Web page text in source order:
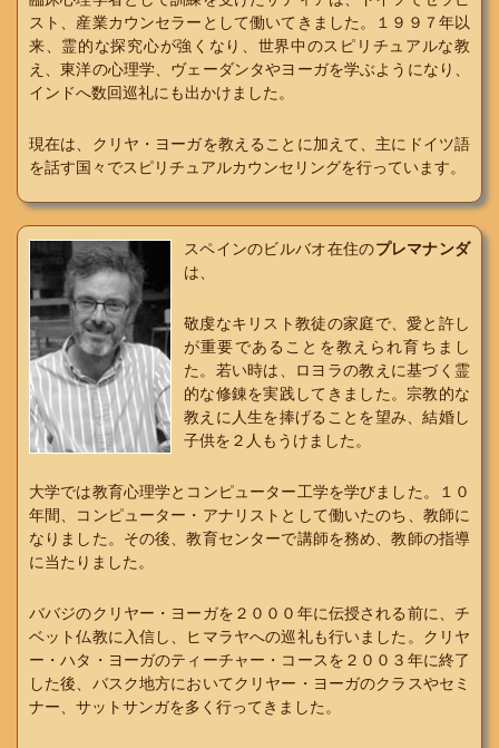
スト、産業カウンセラーとして働いてきました。１９９７年以
来、霊的な探究心が強くなり、世界中のスピリチュアルな教
え、東洋の心理学、ヴェーダンタやヨーガを学ぶようになり、
インドへ数回巡礼にも出かけました。
現在は、クリヤ・ヨーガを教えることに加えて、主にドイツ語
を話す国々でスピリチュアルカウンセリングを行っています。
スペインのビルバオ在住のプレマナンダ
は、
敬虔なキリスト教徒の家庭で、愛と許し
が重要であることを教えられ育ちまし
た。若い時は、ロヨラの教えに基づく霊
的な修錬を実践してきました。宗教的な
教えに人生を捧げることを望み、結婚し
子供を２人もうけました。
大学では教育心理学とコンピューター工学を学びました。１０
年間、コンピューター・アナリストとして働いたのち、教師に
なりました。その後、教育センターで講師を務め、教師の指導
に当たりました。
ババジのクリヤー・ヨーガを２０００年に伝授される前に、チ
ベット仏教に入信し、ヒマラヤへの巡礼も行いました。クリヤ
ー・ハタ・ヨーガのティーチャー・コースを２００３年に終了
した後、バスク地方においてクリヤー・ヨーガのクラスやセミ
ナー、サットサンガを多く行ってきました。